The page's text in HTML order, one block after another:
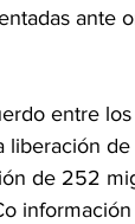
ante
entre
liberación
de 252